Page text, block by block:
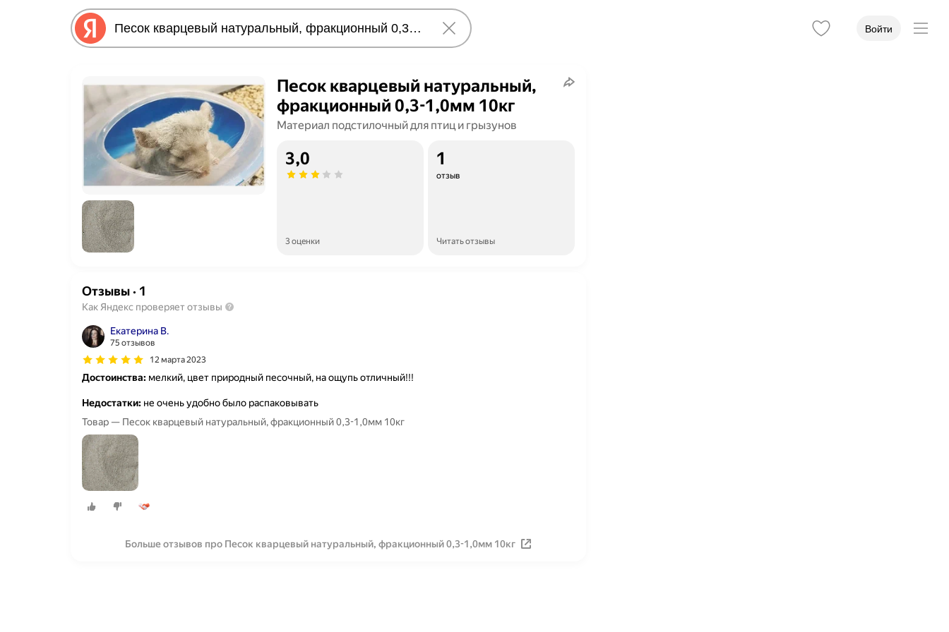
Войти
Песок кварцевый натуральный,
фракционный 0,3-1,0мм 10кг
Материал подстилочный для птиц и грызунов
3,0
3 оценки
1
отзыв
Читать отзывы
Отзывы· 1
Как Яндекс проверяет отзывы
Екатерина В.
75 отзывов
12 марта 2023
Достоинства: мелкий, цвет природный песочный, на ощупь отличный!!!
Недостатки: не очень удобно было распаковывать
Товар — Песок кварцевый натуральный, фракционный 0,3-1,0мм 10кг
Больше отзывов про Песок кварцевый натуральный, фракционный 0,3-1,0мм 10кг